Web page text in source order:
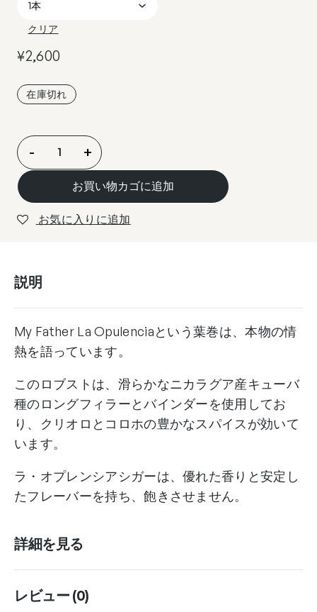
クリア
¥2,600
在庫切れ
マ
イ・
フ
ァ
ー
オ
ン
シ
ロ
ブ
ス
ト
My
Father
Robusto
個
- +
お買い物カゴに追加
お気に入りに追加
説明
My Father La Opulenciaという葉巻は、本物の情
熱を語っています。
このロブストは、滑らかなニカラグア産キューバ
種のロングフィラーとバインダーを使用してお
り、クリオロとコロホの豊かなスパイスが効いて
います。
ラ・オプレンシアシガーは、優れた香りと安定し
たフレーバーを持ち、飽きさせません。
詳細を見る
レビュー (0)